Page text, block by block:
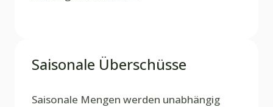
Saisonale Überschüsse
Saisonale Mengen werden unabhängig